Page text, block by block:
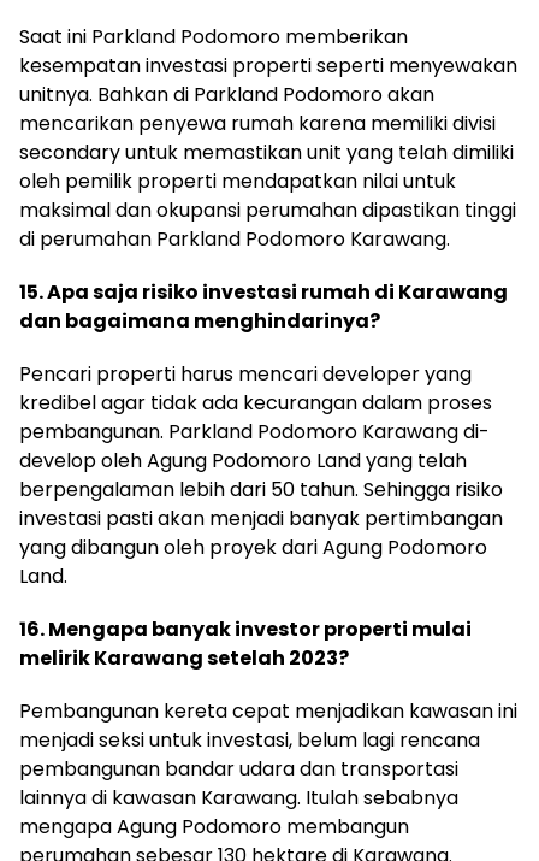
Saat ini Parkland Podomoro memberikan
kesempatan investasi properti seperti menyewakan
unitnya. Bahkan di Parkland Podomoro akan
mencarikan penyewa rumah karena memiliki divisi
secondary untuk memastikan unit yang telah dimiliki
oleh pemilik properti mendapatkan nilai untuk
maksimal dan okupansi perumahan dipastikan tinggi
di perumahan Parkland Podomoro Karawang.
15. Apa saja risiko investasi rumah di Karawang
dan bagaimana menghindarinya?
Pencari properti harus mencari developer yang
kredibel agar tidak ada kecurangan dalam proses
pembangunan. Parkland Podomoro Karawang di-
develop oleh Agung Podomoro Land yang telah
berpengalaman lebih dari 50 tahun. Sehingga risiko
investasi pasti akan menjadi banyak pertimbangan
yang dibangun oleh proyek dari Agung Podomoro
Land.
16. Mengapa banyak investor properti mulai
melirik Karawang setelah 2023?
Pembangunan kereta cepat menjadikan kawasan ini
menjadi seksi untuk investasi, belum lagi rencana
pembangunan bandar udara dan transportasi
lainnya di kawasan Karawang. Itulah sebabnya
mengapa Agung Podomoro membangun